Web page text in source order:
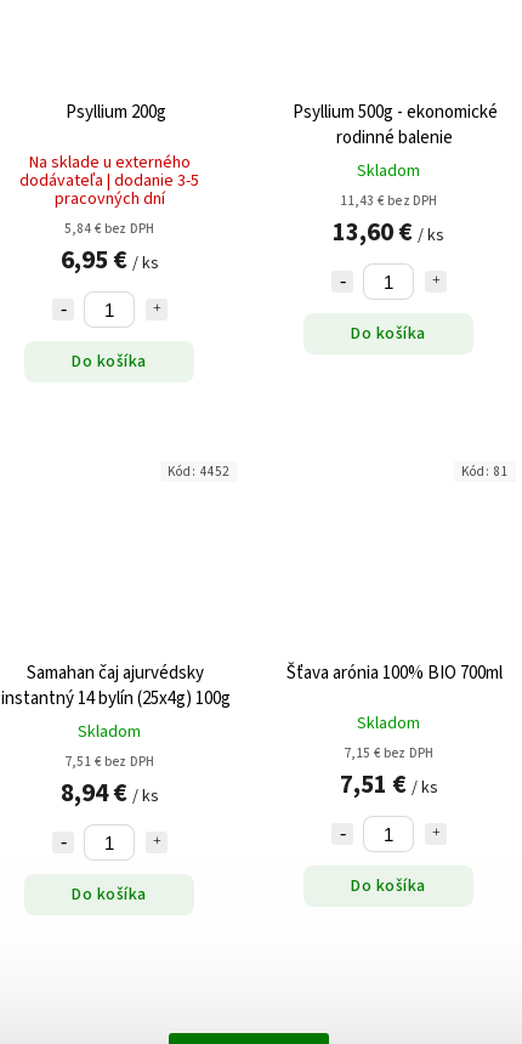
Psyllium 200g
Na sklade u externého
dodávateľa | dodanie 3-5
pracovných dní
5,84 € bez DPH
6,95 € / ks
Do košíka
Psyllium 500g - ekonomické
rodinné balenie
Skladom
11,43 € bez DPH
13,60 € / ks
Do košíka
Samahan čaj ajurvédsky
instantný 14 bylín (25x4g) 100g
Skladom
7,51 € bez DPH
8,94 € / ks
Do košíka
Kód: 4452
Šťava arónia 100% BIO 700ml
Skladom
7,15 € bez DPH
7,51 € / ks
Do košíka
Kód: 81